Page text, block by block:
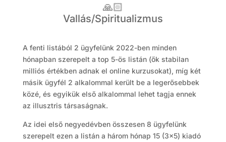
🙏🏻
Vallás/Spiritualizmus
A fenti listából 2 ügyfelünk 2022-ben minden
hónapban szerepelt a top 5-ös listán (ők stabilan
milliós értékben adnak el online kurzusokat), míg két
másik ügyfél 2 alkalommal került be a legerősebbek
közé, és egyikük első alkalommal lehet tagja ennek
az illusztris társaságnak.
Az idei első negyedévben összesen 8 ügyfelünk
szerepelt ezen a listán a három hónap 15 (3×5) kiadó